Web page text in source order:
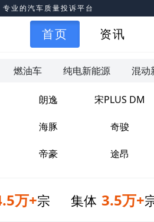
专业的汽车质量投诉平台
首页 资讯
燃油车 纯电新能源 混动
朗逸 宋PLUS DM
海豚 奇骏
帝豪 途昂
万+宗 集体 3.5万+